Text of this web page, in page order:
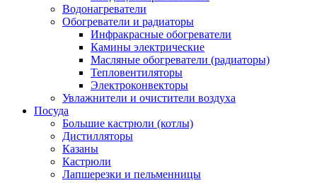
Водонагреватели
Обогреватели и радиаторы
Инфракрасные обогреватели
Камины электрические
Масляные обогреватели (радиаторы)
Тепловентиляторы
Электроконвекторы
Увлажнители и очистители воздуха
Посуда
Большие кастрюли (котлы)
Дистилляторы
Казаны
Кастрюли
Лапшерезки и пельменницы